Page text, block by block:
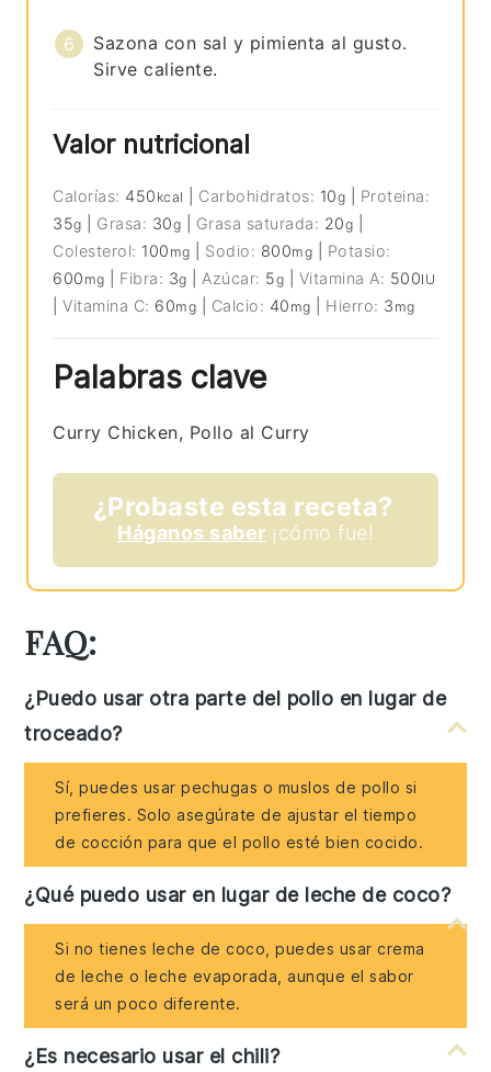
Sazona con sal y pimienta al gusto.
Sirve caliente.
Valor nutricional
Calorías: 450 kcal Carbohidratos: 10g
Proteina:
35g Grasa: 30g Grasa saturada: 20g
Colesterol: 100 mg Sodio: 800mg
Potasio:
600 mg Fibra: 3g Azúcar: 5g Vitamina A: 500IU
|Vitamina C: 60mg Calcio: 40 mg Hierro: 3 mg
Palabras clave
Curry Chicken, Pollo al Curry
¿Probaste esta receta?
Háganos saber ¡cómo fue!
FAQ:
¿Puedo usar otra parte del pollo en lugar de
troceado?
Sí, puedes usar pechugas o muslos de pollo si
prefieres. Solo asegúrate de ajustar el tiempo
de cocción para que el pollo esté bien cocido.
¿Qué puedo usar en lugar de leche de coco?
Si no tienes leche de coco, puedes usar crema
de leche o leche evaporada, aunque el sabor
será un poco diferente.
¿Es necesario usar el chili?